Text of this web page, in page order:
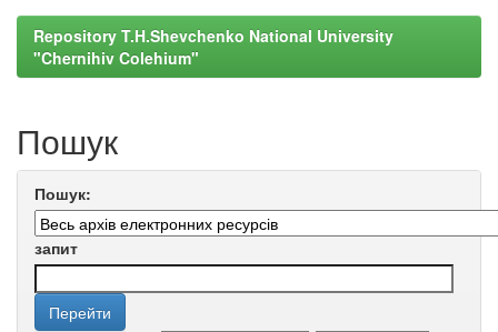
Repository T.H.Shevchenko National University
"Chernihiv Colehium"
Пошук
Пошук:
запит